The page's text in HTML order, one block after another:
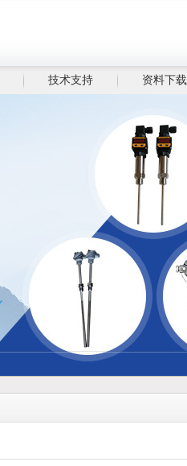
技术支持 资料下载